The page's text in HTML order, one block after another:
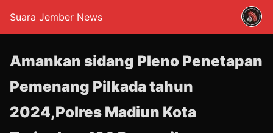
Suara Jember News
Amankan sidang Pleno Penetapan
Pemenang Pilkada tahun
2024,Polres Madiun Kota